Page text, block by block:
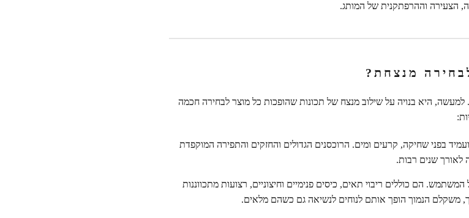
הצעירה וההרפתקנית של המותג.
מנצחת?
היא בנויה על שילוב מנצח של תכונות שהופכות כל מוצר לבחירה חכמה
בפני שחיקה, קרעים ומים. הרוכסנים הגדולים והחזקים והתפירה המוקפדת
שנים רבות.
הם כוללים ריבוי תאים, כיסים פנימיים וחיצוניים, רצועות מתכווננות
משקלם הנמוך הופך אותם לנוחים לנשיאה גם כשהם מלאים.